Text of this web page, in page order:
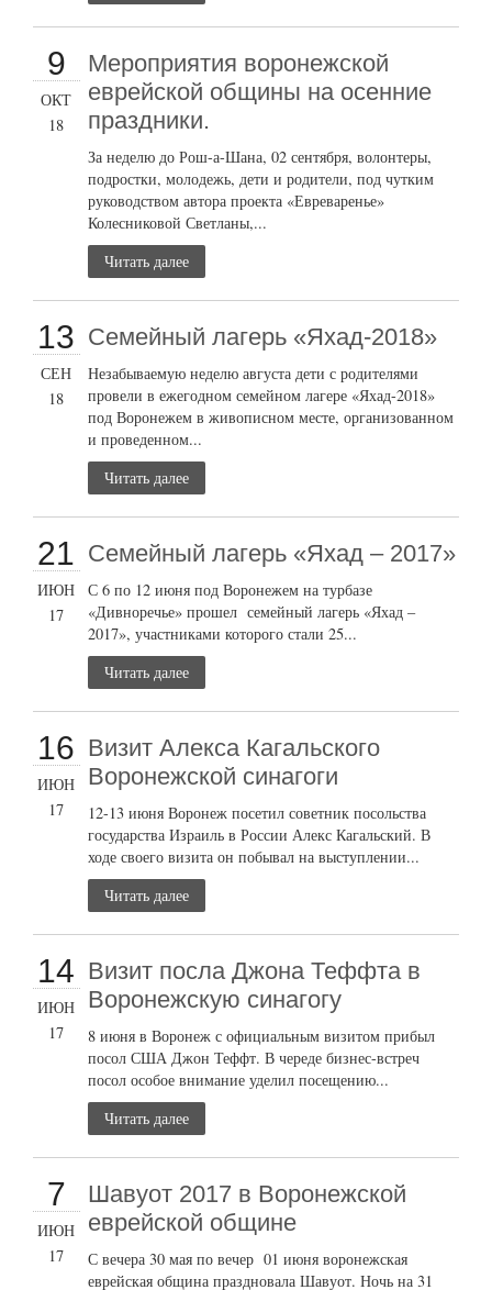
9
ОКТ
18
Мероприятия воронежской
еврейской общины на осенние
праздники.
За неделю до Рош-а-Шана, 02 сентября, волонтеры,
подростки, молодежь, дети и родители, под чутким
руководством автора проекта «Евреваренье»
Колесниковой Светланы,...
Читать далее
13
СЕН
18
Семейный лагерь «Яхад-2018»
Незабываемую неделю августа дети с родителями
провели в ежегодном семейном лагере «Яхад-2018»
под Воронежем в живописном месте, организованном
и проведенном...
Читать далее
21
ИЮН
17
Семейный лагерь «Яхад – 2017»
С 6 по 12 июня под Воронежем на турбазе
«Дивноречье» прошел семейный лагерь «Яхад –
2017», участниками которого стали 25...
Читать далее
16
ИЮН
17
Визит Алекса Кагальского
Воронежской синагоги
12-13 июня Воронеж посетил советник посольства
государства Израиль в России Алекс Кагальский. В
ходе своего визита он побывал на выступлении...
Читать далее
14
ИЮН
17
Визит посла Джона Теффта в
Воронежскую синагогу
8 июня в Воронеж с официальным визитом прибыл
посол США Джон Теффт. В череде бизнес-встреч
посол особое внимание уделил посещению...
Читать далее
7
ИЮН
17
Шавуот 2017 в Воронежской
еврейской общине
С вечера 30 мая по вечер 01 июня воронежская
еврейская община праздновала Шавуот. Ночь на 31